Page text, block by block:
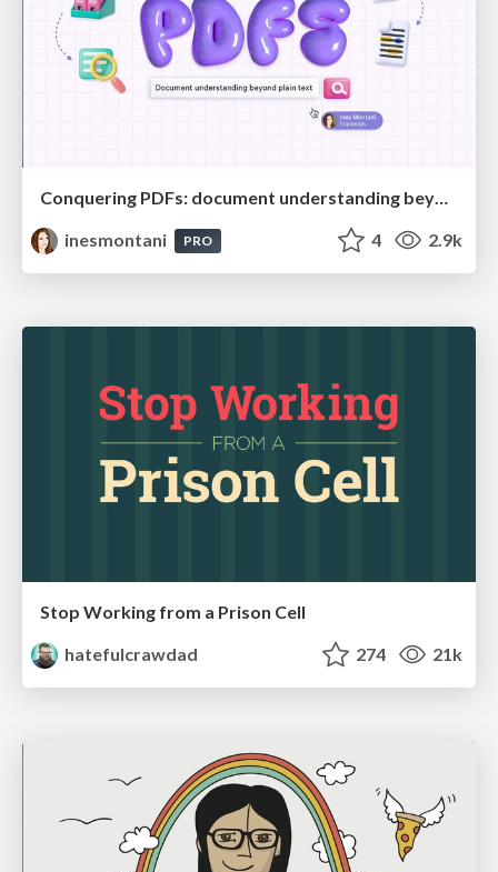
Conquering PDFs: document understanding beyond plain text
inesmontani
PRO 4 2.9k
Stop Working from a Prison Cell
hatefulcrawdad
274 21k